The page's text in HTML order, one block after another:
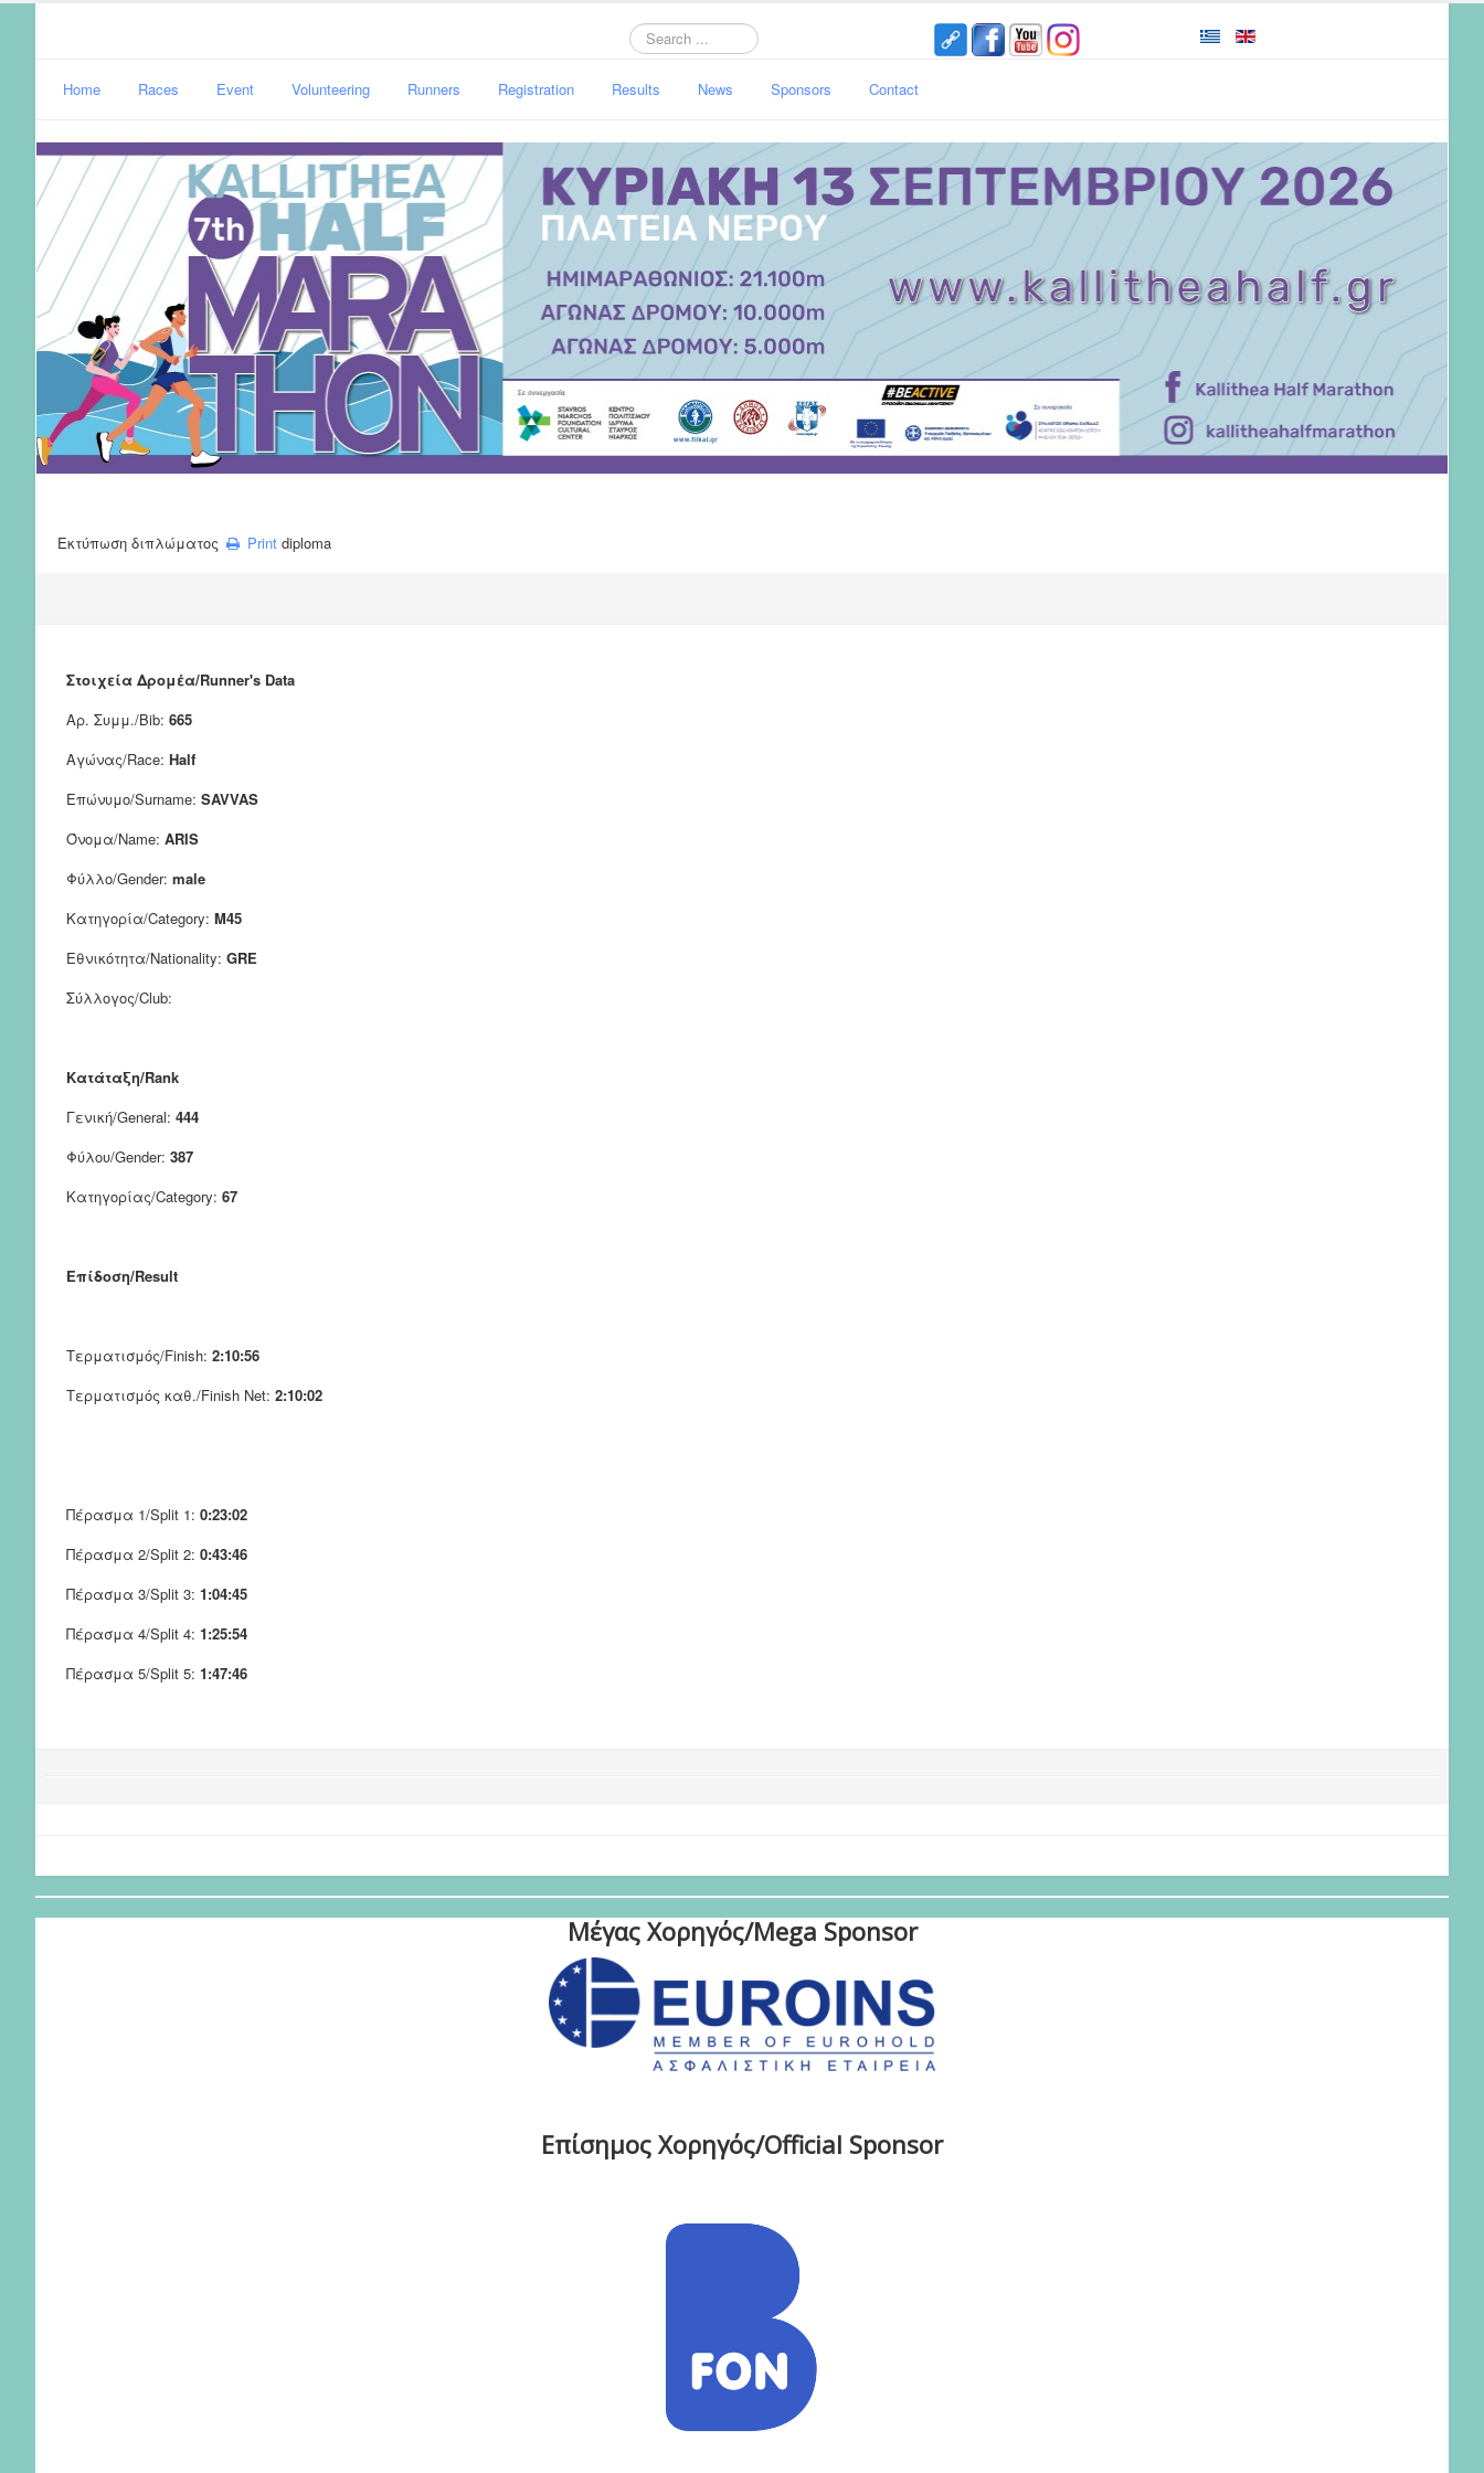
Search
Home Races Event Volunteering Runners Registration Results News Sponsors Contact
Εκτύπωση διπλώματος Print diploma
Στοιχεία Δρομέα/Runner's Data
Αρ. Συμμ./Bib: 665
Αγώνας/Race: Half
Επώνυμο/Surname: SAVVAS
Όνομα/Name: ARIS
Φύλλο/Gender: male
Κατηγορία/Category: M45
Εθνικότητα/Nationality: GRE
Σύλλογος/Club:
Κατάταξη/Rank
Γενική/General: 444
Φύλου/Gender: 387
Κατηγορίας/Category: 67
Επίδοση/Result
Τερματισμός/Finish: 2:10:56
Τερματισμός καθ./Finish Net: 2:10:02
Πέρασμα 1/Split 1: 0:23:02
Πέρασμα 2/Split 2: 0:43:46
Πέρασμα 3/Split 3: 1:04:45
Πέρασμα 4/Split 4: 1:25:54
Πέρασμα 5/Split 5: 1:47:46
Μέγας Χορηγός/Mega Sponsor
Επίσημος Χορηγός/Official Sponsor